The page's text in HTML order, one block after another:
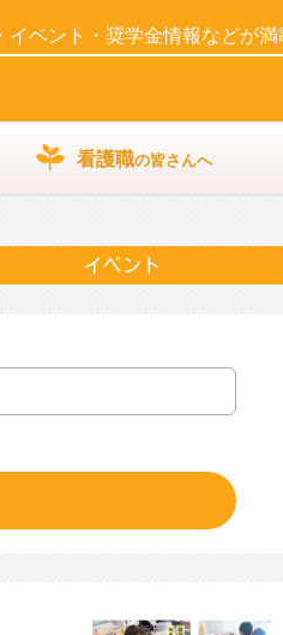
ベント・奨学金情報などが満
看護職の皆さんへ
イベント